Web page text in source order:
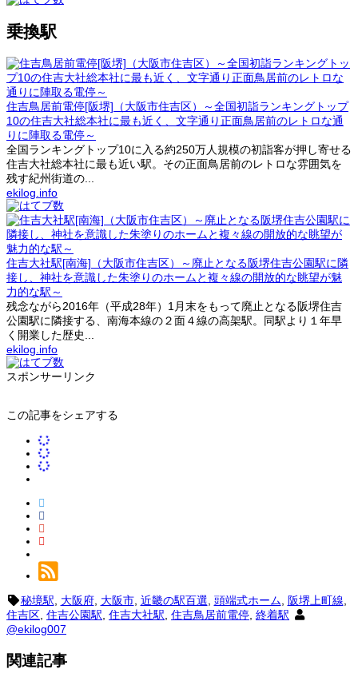
乗換駅
住吉鳥居前電停[阪堺]（大阪市住吉区）～全国初詣ランキングトップ
10の住吉大社総本社に最も近く、文字通り正面鳥居前のレトロな通
りに陣取る電停～
全国ランキングトップ10に入る約250万人規模の初詣客が押し寄せる
住吉大社総本社に最も近い駅。その正面鳥居前のレトロな雰囲気を
残す紀州街道の...
ekilog.info
住吉大社駅[南海]（大阪市住吉区）～廃止となる阪堺住吉公園駅に隣
接し、神社を意識した朱塗りのホームと複々線の開放的な眺望が魅
力的な駅～
残念ながら2016年（平成28年）1月末をもって廃止となる阪堺住吉
公園駅に隣接する、南海本線の２面４線の高架駅。同駅より１年早
く開業した歴史...
ekilog.info
スポンサーリンク
この記事をシェアする
秘境駅, 大阪府, 大阪市, 近畿の駅百選, 頭端式ホーム, 阪堺上町線,
住吉区, 住吉公園駅, 住吉大社駅, 住吉鳥居前電停, 終着駅
@ekilog007
関連記事